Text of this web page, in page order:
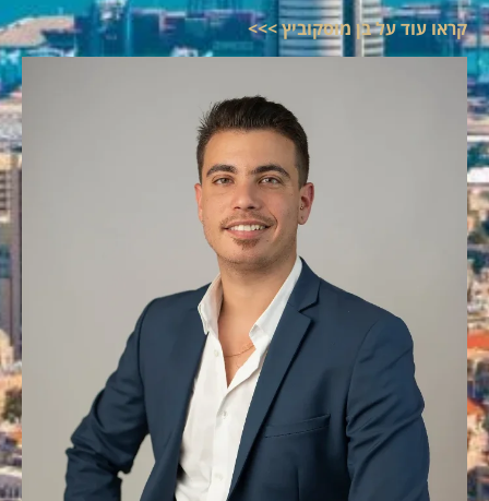
קראו עוד על בן מוסקוביץ >>>